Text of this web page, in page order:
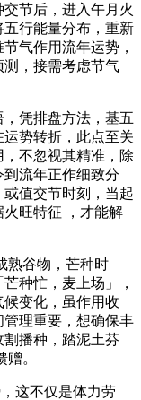
节后，进入午月火
行能量分布，重新
气作用流年运势，
测，接需考虑节气
凭排盘方法，基五
势转折，此点至关
不忽视其精准，除
流年正作细致分
值交节时刻，当起
旺特征 ，才能解
熟谷物，芒种时
种忙，麦上场」，
变化，虽作用收
理重要，想确保丰
播种，踏泥土芬
。
这不仅是体力劳